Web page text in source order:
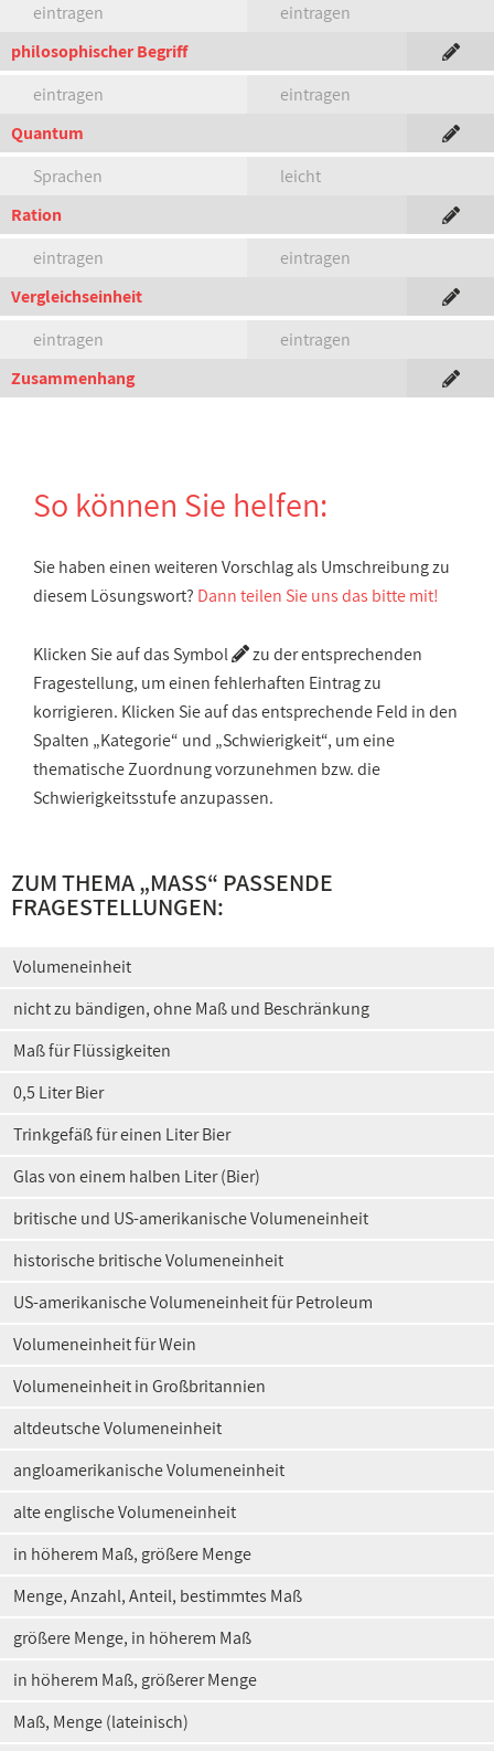
eintragen
eintragen
philosophischer Begriff
eintragen
eintragen
Quantum
Sprachen
leicht
Ration
eintragen
eintragen
Vergleichseinheit
eintragen
eintragen
Zusammenhang
So können Sie helfen:
Sie haben einen weiteren Vorschlag als Umschreibung zu
diesem Lösungswort? Dann teilen Sie uns das bitte mit!
Klicken Sie auf das Symbol
zu der entsprechenden
Fragestellung, um einen fehlerhaften Eintrag zu
korrigieren. Klicken Sie auf das entsprechende Feld in den
Spalten „Kategorie“ und „Schwierigkeit“, um eine
thematische Zuordnung vorzunehmen bzw. die
Schwierigkeitsstufe anzupassen.
ZUM THEMA „MASS“ PASSENDE
FRAGESTELLUNGEN:
Volumeneinheit
nicht zu bändigen, ohne Maß und Beschränkung
Maß für Flüssigkeiten
0,5 Liter Bier
Trinkgefäß für einen Liter Bier
Glas von einem halben Liter (Bier)
britische und US-amerikanische Volumeneinheit
historische britische Volumeneinheit
US-amerikanische Volumeneinheit für Petroleum
Volumeneinheit für Wein
Volumeneinheit in Großbritannien
altdeutsche Volumeneinheit
angloamerikanische Volumeneinheit
alte englische Volumeneinheit
in höherem Maß, größere Menge
Menge, Anzahl, Anteil, bestimmtes Maß
größere Menge, in höherem Maß
in höherem Maß, größerer Menge
Maß, Menge (lateinisch)